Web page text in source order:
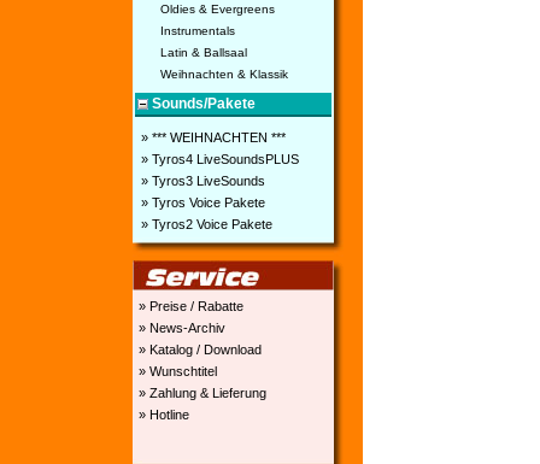
Oldies & Evergreens
Instrumentals
Latin & Ballsaal
Weihnachten & Klassik
Sounds/Pakete
» *** WEIHNACHTEN ***
» Tyros4 LiveSoundsPLUS
» Tyros3 LiveSounds
» Tyros Voice Pakete
» Tyros2 Voice Pakete
» Preise / Rabatte
» News-Archiv
» Katalog / Download
» Wunschtitel
» Zahlung & Lieferung
» Hotline